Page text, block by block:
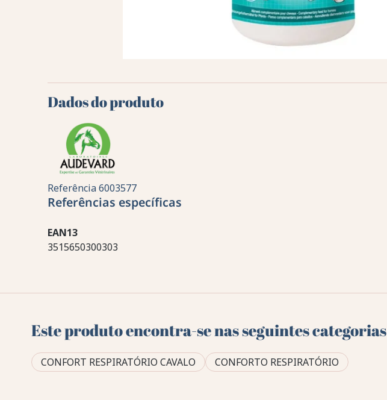
Dados do produto
Referência6003577
Referências específicas
EAN13
3515650300303
Este produto encontra-se nas seguintes categorias
CONFORT RESPIRATÓRIO CAVALO CONFORTO RESPIRATÓRIO